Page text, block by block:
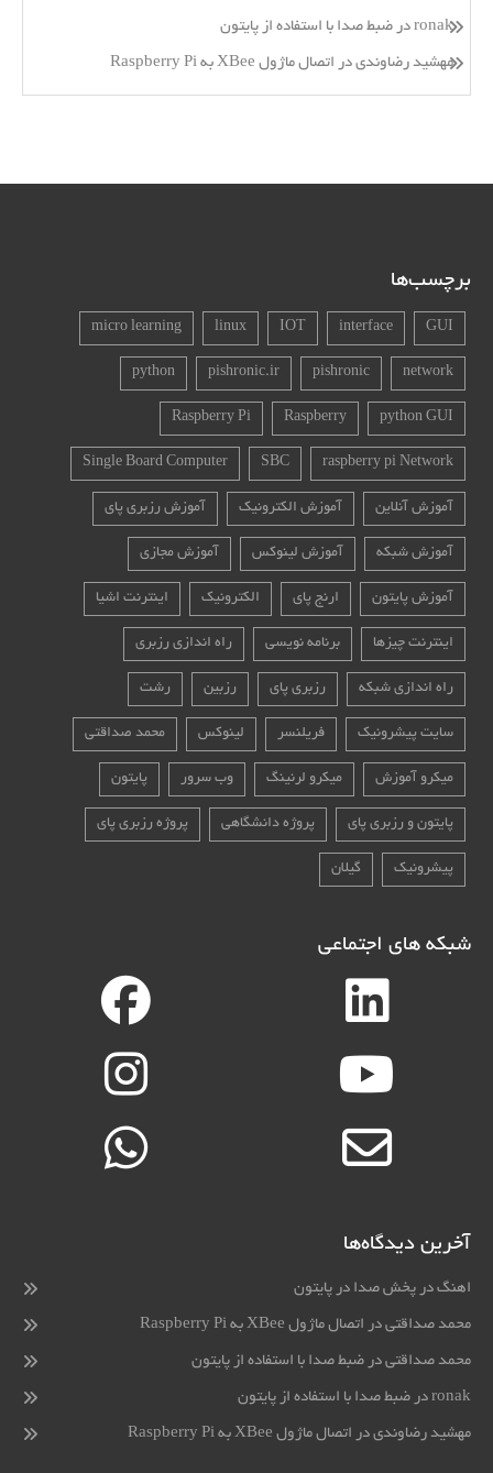
ronak در ضبط صدا با استفاده از پایتون
مهشید رضاوندی در اتصال ماژول XBee به Raspberry Pi
برچسب‌ها
GUI
interface
IOT
linux
micro learning
network
pishronic
pishronic.ir
python
python GUI
Raspberry
Raspberry Pi
raspberry pi Network
SBC
Single Board Computer
آموزش آنلاین آموزش الکترونیک آموزش رزبری پای
آموزش شبکه آموزش لینوکس آموزش مجازی
آموزش پایتون ارنج پای الکترونیک اینترنت اشیا
اینترنت چیزها برنامه نویسی راه اندازی رزبری
راه اندازی شبکه رزبری پای رزبین رشت
سایت پیشرونیک فریلنسر لینوکس محمد صداقتی
میکرو آموزش میکرو لرنینگ وب سرور پایتون
پایتون و رزبری پای پروژه دانشگاهی پروژه رزبری پای
پیشرونیک گیلان
شبکه های اجتماعی
آخرین دیدگاه‌ها
اهنگ در پخش صدا در پایتون
محمد صداقتی در اتصال ماژول XBee به Raspberry Pi
محمد صداقتی در ضبط صدا با استفاده از پایتون
ronak در ضبط صدا با استفاده از پایتون
مهشید رضاوندی در اتصال ماژول XBee به Raspberry Pi